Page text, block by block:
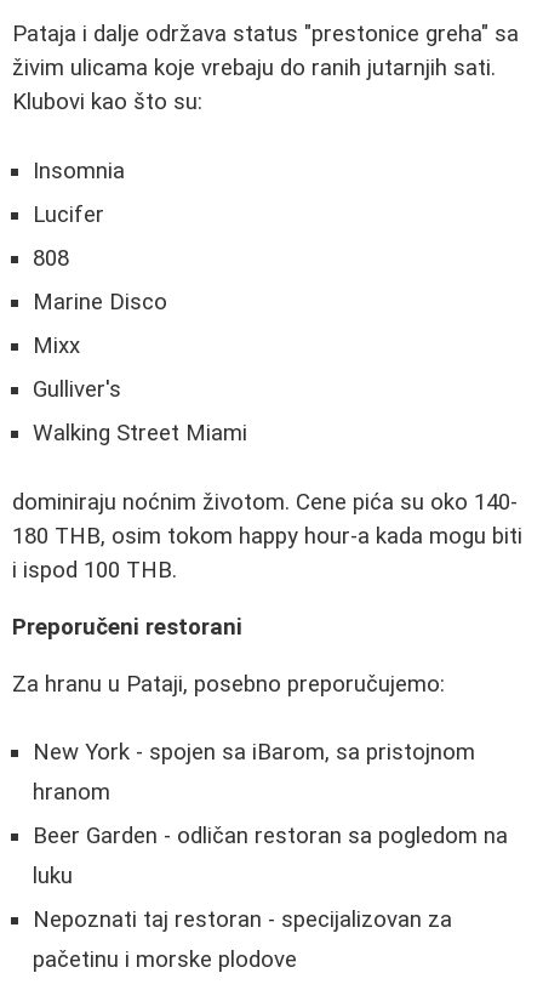
Pataja i dalje održava status "prestonice greha" sa
živim ulicama koje vrebaju do ranih jutarnjih sati.
Klubovi kao što su:
Insomnia
Lucifer
808
Marine Disco
Mixx
Gulliver's
Walking Street Miami
dominiraju noćnim životom. Cene pića su oko 140-
180 THB, osim tokom happy hour-a kada mogu biti
i ispod 100 THB.
Preporučeni restorani
Za hranu u Pataji, posebno preporučujemo:
New York - spojen sa iBarom, sa pristojnom
hranom
Beer Garden - odličan restoran sa pogledom na
luku
Nepoznati taj restoran - specijalizovan za
pačetinu i morske plodove